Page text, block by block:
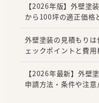
【2026年版】外壁塗
から100坪の適正価格
外壁塗装の見積もり
ェックポイントと費
【2026年最新】外壁
申請方法・条件や注意